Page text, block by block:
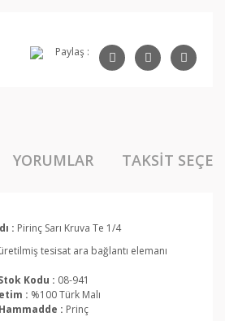
Paylaş :
YORUMLAR TAKSIT
: Pirinç Sarı Kruva Te 1/4
tesisat ara bağlantı elemanı
Kodu : 08-941
: %100 Türk Malı
Hammadde : Prinç